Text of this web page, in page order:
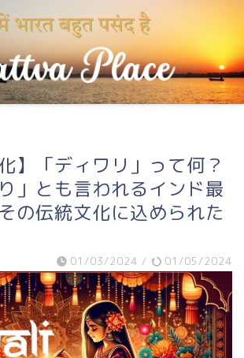
】「ディワリ」って何？
」とも言われるインド最
の伝統文化に込められた
01/03/2024 / 01/05/2024